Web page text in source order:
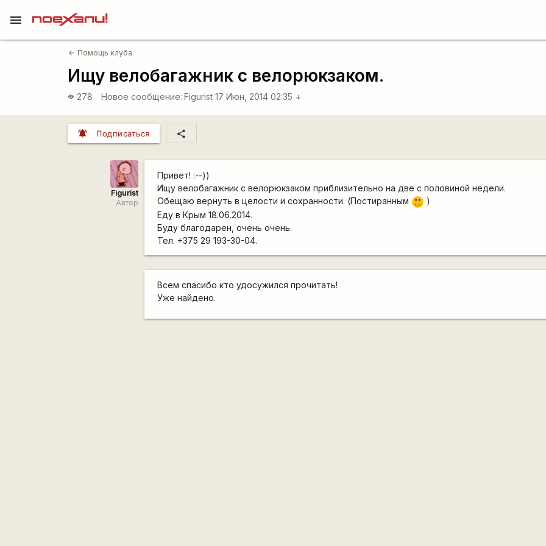
menu
arrow_back Помощь клуба
Ищу велобагажник с велорюкзаком.
visibility 278 Новое сообщение: Figurist 17 Июн, 2014 02:35 arrow_downward
notifications_active Подписаться share
Figurist
Автор
Привет! :--))
Ищу велобагажник с велорюкзаком приблизительно на две с половиной недели.
Обещаю вернуть в целости и сохранности. (Постиранным
:)
)
Еду в Крым 18.06.2014.
Буду благодарен, очень очень.
Тел. +375 29 193-30-04.
Всем спасибо кто удосужился прочитать!
Уже найдено.